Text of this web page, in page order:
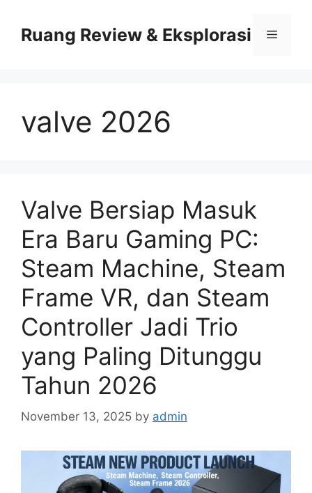
contentRuang Review & Eksplorasi Menu
valve 2026
Valve Bersiap Masuk
Era Baru Gaming PC:
Steam Machine, Steam
Frame VR, dan Steam
Controller Jadi Trio
yang Paling Ditunggu
Tahun 2026
November 13, 2025 by admin